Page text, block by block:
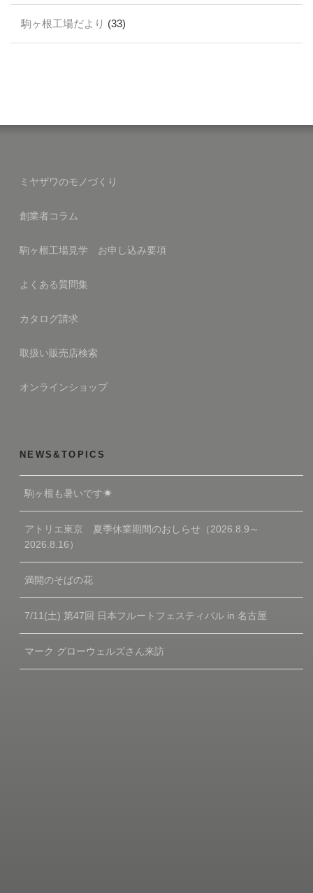
駒ヶ根工場だより (33)
ミヤザワのモノづくり
創業者コラム
駒ヶ根工場見学 お申し込み要項
よくある質問集
カタログ請求
取扱い販売店検索
オンラインショップ
NEWS&TOPICS
駒ヶ根も暑いです☀
アトリエ東京 夏季休業期間のおしらせ（2026.8.9～
2026.8.16）
満開のそばの花
7/11(土) 第47回 日本フルートフェスティバル in 名古屋
マーク グローウェルズさん来訪